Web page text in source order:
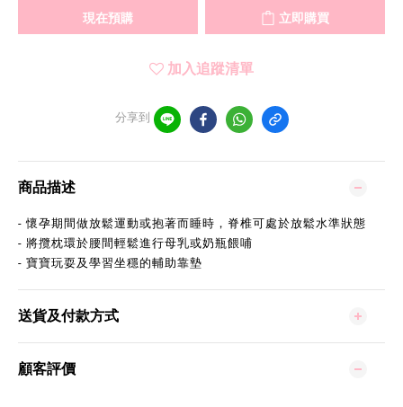
現在預購 立即購買
加入追蹤清單
分享到
商品描述
- 懷孕期間做放鬆運動或抱著而睡時，脊椎可處於放鬆水準狀態
- 將攬枕環於腰間輕鬆進行母乳或奶瓶餵哺
- 寶寶玩耍及學習坐穩的輔助靠墊
送貨及付款方式
顧客評價